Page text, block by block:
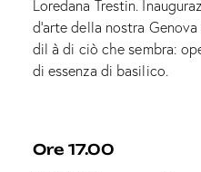
Loredana Trestin.
d’arte della nostra
dil à di ciò che sembra:
di essenza di basilico.
Ore 17.00